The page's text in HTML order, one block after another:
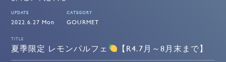
UPDATE
2022.6.27 Mon
CATEGORY
GOURMET
TITLE
夏季限定 レモンパルフェ 【R4.7月～8月末まで】